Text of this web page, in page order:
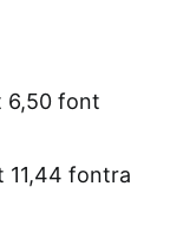
6,50 font
11,44 fontra